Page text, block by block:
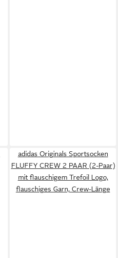
adidas Originals Sportsocken
FLUFFY CREW 2 PAAR (2-Paar)
mit flauschigem Trefoil Logo,
flauschiges Garn, Crew-Länge